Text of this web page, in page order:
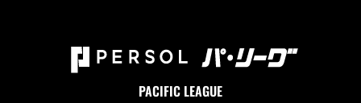
PACIFIC LEAGUE